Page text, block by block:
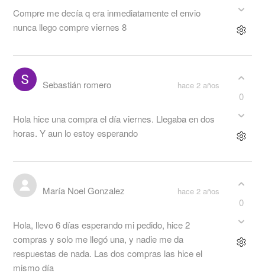
Compre me decía q era inmediatamente el envio
nunca llego compre viernes 8
Sebastián romero hace 2 años
Hola hice una compra el día viernes. Llegaba en dos
horas. Y aun lo estoy esperando
0
María Noel Gonzalez hace 2 años
Hola, llevo 6 días esperando mi pedido, hice 2
compras y solo me llegó una, y nadie me da
respuestas de nada. Las dos compras las hice el
mismo día
0